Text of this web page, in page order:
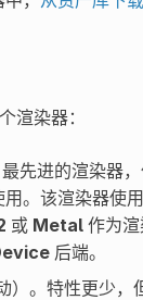
渲染器：
先进的渲染器
。该渲染器使用
或 Metal作为渲
后端。
）。特性更少，